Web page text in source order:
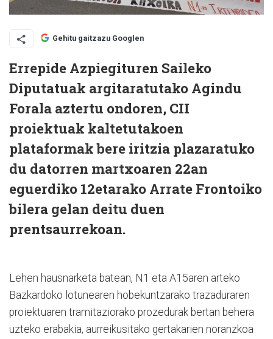
Gehitu gaitzazu Googlen
Errepide Azpiegituren Saileko
Diputatuak argitaratutako Agindu
Forala aztertu ondoren, CII
proiektuak kaltetutakoen
plataformak bere iritzia plazaratuko
du datorren martxoaren 22an
eguerdiko 12etarako Arrate Frontoiko
bilera gelan deitu duen
prentsaurrekoan.
Lehen hausnarketa batean, N1 eta A15aren arteko
Bazkardoko lotunearen hobekuntzarako trazaduraren
proiektuaren tramitaziorako prozedurak bertan behera
uzteko erabakia, aurreikusitako gertakarien noranzkoa